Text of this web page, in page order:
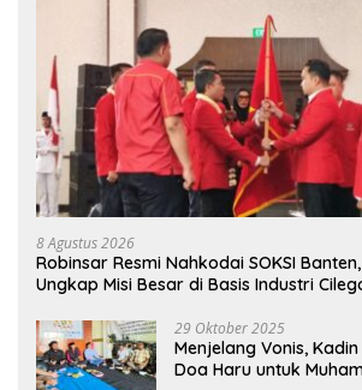
8 Agustus 2026
Robinsar Resmi Nahkodai SOKSI
Ungkap Misi Besar di Basis Industri
29 Oktober 2025
Menjelang Vonis,
Doa Haru untuk